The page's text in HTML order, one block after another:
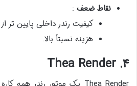
نقاط ضعف :
کیفیت رندر داخلی پایین تر
هزینه نسبتاً بالا.
۴. Thea Render